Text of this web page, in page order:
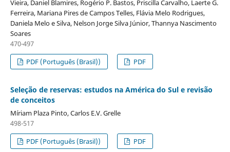
Vieira, Daniel Blamires, Rogério P. Bastos, Priscilla Carvalho, Laerte G.
Ferreira, Mariana Pires de Campos Telles, Flávia Melo Rodrigues,
Daniela Melo e Silva, Nelson Jorge Silva Júnior, Thannya Nascimento
Soares
470-497
PDF (Português (Brasil))
PDF
Seleção de reservas: estudos na América do Sul e revisão
de conceitos
Míriam Plaza Pinto, Carlos E.V. Grelle
498-517
PDF (Português (Brasil))
PDF